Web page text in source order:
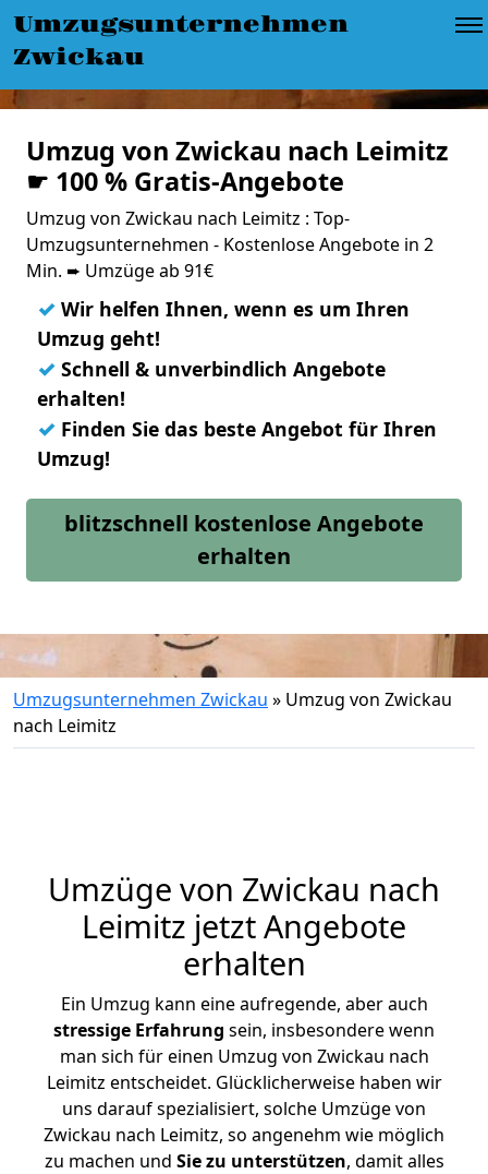
Umzugsunternehmen
Zwickau
Umzug von Zwickau nach Leimitz
☛ 100 % Gratis-Angebote
Umzug von Zwickau nach Leimitz : Top-
Umzugsunternehmen - Kostenlose Angebote in 2
Min. ➨ Umzüge ab 91€
✓ Wir helfen Ihnen, wenn es um Ihren
Umzug geht!
✓ Schnell & unverbindlich Angebote
erhalten!
✓ Finden Sie das beste Angebot für Ihren
Umzug!
blitzschnell kostenlose Angebote
erhalten
Umzugsunternehmen Zwickau » Umzug von Zwickau
nach Leimitz
Umzüge von Zwickau nach
Leimitz jetzt Angebote
erhalten
Ein Umzug kann eine aufregende, aber auch
stressige Erfahrung sein, insbesondere wenn
man sich für einen Umzug von Zwickau nach
Leimitz entscheidet. Glücklicherweise haben wir
uns darauf spezialisiert, solche Umzüge von
Zwickau nach Leimitz, so angenehm wie möglich
zu machen und Sie zu unterstützen, damit alles